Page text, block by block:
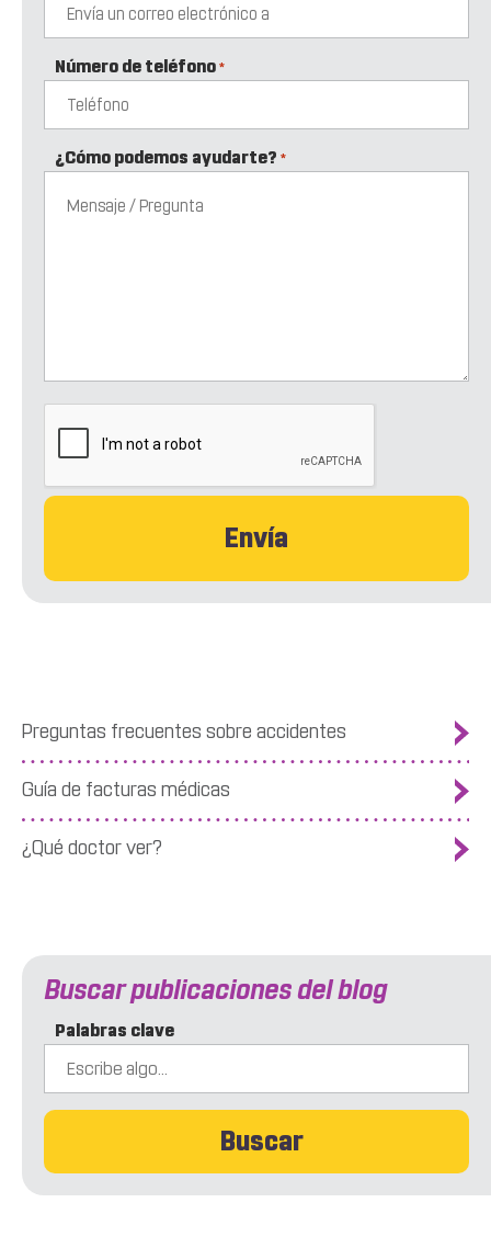
Número de teléfono *
¿Cómo podemos ayudarte? *
Preguntas frecuentes sobre accidentes
Guía de facturas médicas
¿Qué doctor ver?
Buscar publicaciones del blog
Palabras clave
Buscar